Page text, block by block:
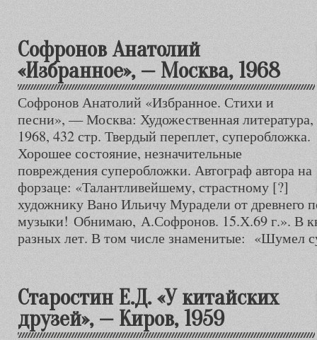
Софронов Анатолий
«Избранное», — Москва, 1968
Софронов Анатолий «Избранное. Стихи и
песни», — Москва: Художественная литература,
1968, 432 стр. Твердый переплет, суперобложка.
Хорошее состояние, незначительные
повреждения суперобложки. Автограф автора на
форзаце: «Талантливейшему, страстному [?]
художнику Вано Ильичу Мурадели от древнего
музыки! Обнимаю, А.Софронов. 15.Х.69 г.». В
разных лет. В том числе знаменитые: «Шумел
Старостин Е.Д. «У китайских
друзей», — Киров, 1959